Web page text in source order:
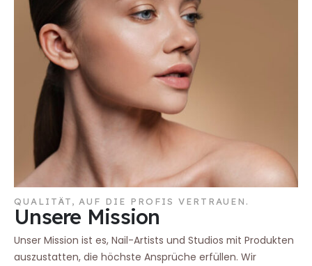
QUALITÄT, AUF DIE PROFIS VERTRAUEN.
Unsere Mission
Unser Mission ist es, Nail-Artists und Studios mit Produkten
auszustatten, die höchste Ansprüche erfüllen. Wir